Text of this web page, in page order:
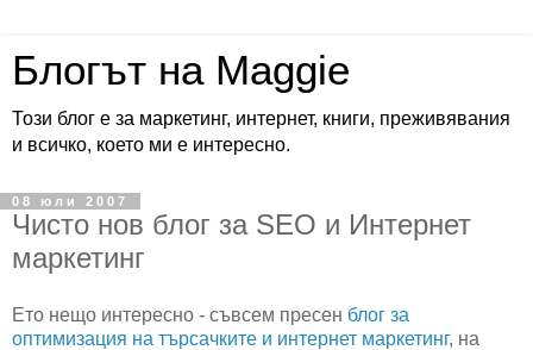
Блогът на Maggie
Този блог е за маркетинг, интернет, книги, преживявания
и всичко, което ми е интересно.
08 юли 2007
Чисто нов блог за SEO и Интернет
маркетинг
Ето нещо интересно - съвсем пресен блог за
оптимизация на търсачките и интернет маркетинг, на